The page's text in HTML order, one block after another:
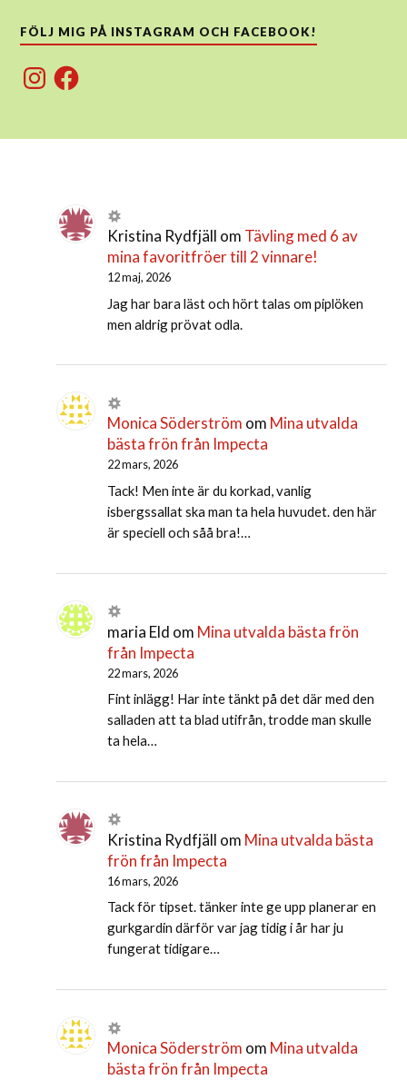
FÖLJ MIG PÅ INSTAGRAM OCH FACEBOOK!
InstagramFacebook
Kristina Rydfjäll om Tävling med 6 av
mina favoritfröer till 2 vinnare!
12 maj, 2026
Jag har bara läst och hört talas om piplöken
men aldrig prövat odla.
Monica Söderström om Mina utvalda
bästa frön från Impecta
22 mars, 2026
Tack! Men inte är du korkad, vanlig
isbergssallat ska man ta hela huvudet. den här
är speciell och såå bra!…
maria Eld om Mina utvalda bästa frön
från Impecta
22 mars, 2026
Fint inlägg! Har inte tänkt på det där med den
salladen att ta blad utifrån, trodde man skulle
ta hela…
Kristina Rydfjäll om Mina utvalda bästa
frön från Impecta
16 mars, 2026
Tack för tipset. tänker inte ge upp planerar en
gurkgardin därför var jag tidig i år har ju
fungerat tidigare…
Monica Söderström om Mina utvalda
bästa frön från Impecta